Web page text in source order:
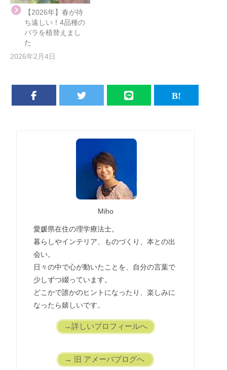
【2026年】春が待
ち遠しい！4品種の
バラを植替えまし
た
2026年2月4日
Miho
愛媛県在住の理学療法士。
暮らしやインテリア、ものづくり、本との出
会い。
日々の中で心が動いたことを、自分の言葉で
少しずつ綴っています。
どこかで誰かのヒントになったり、楽しみに
なったら嬉しいです。
→詳しいプロフィールへ
→ 旧 アメーバブログへ